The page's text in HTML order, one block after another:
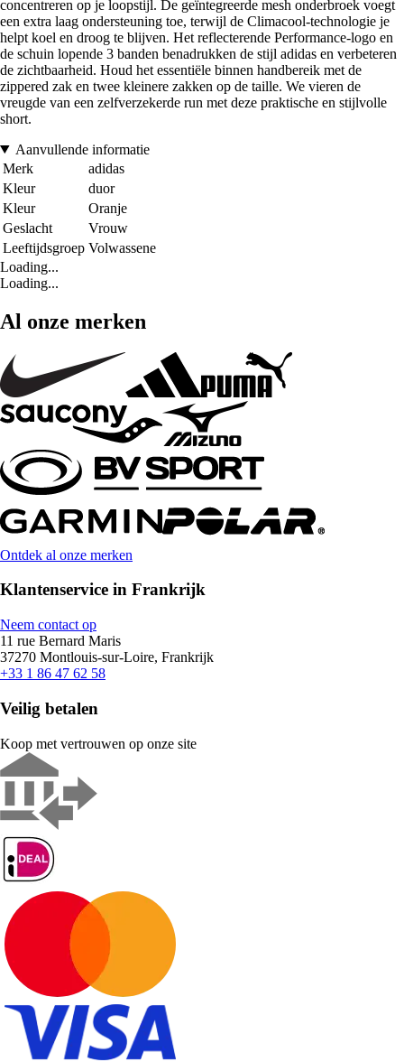
concentreren op je loopstijl. De geïntegreerde mesh onderbroek voegt
een extra laag ondersteuning toe, terwijl de Climacool-technologie je
helpt koel en droog te blijven. Het reflecterende Performance-logo en
de schuin lopende 3 banden benadrukken de stijl adidas en verbeteren
de zichtbaarheid. Houd het essentiële binnen handbereik met de
zippered zak en twee kleinere zakken op de taille. We vieren de
vreugde van een zelfverzekerde run met deze praktische en stijlvolle
short.
Aanvullende informatie
Merk
adidas
Kleur
duor
Kleur
Oranje
Geslacht
Vrouw
Leeftijdsgroep Volwassene
Loading...
Loading...
Al onze merken
Ontdek al onze merken
Klantenservice in Frankrijk
Neem contact op
11 rue Bernard Maris
37270 Montlouis-sur-Loire, Frankrijk
+33 1 86 47 62 58
Veilig betalen
Koop met vertrouwen op onze site